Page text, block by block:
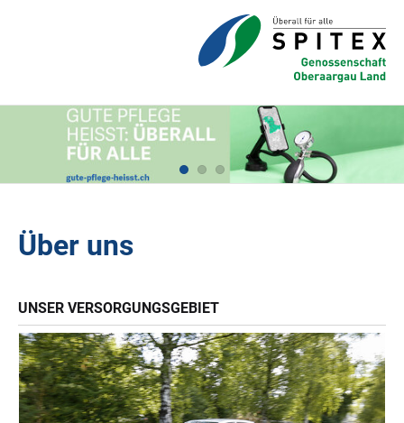
Über uns
UNSER VERSORGUNGSGEBIET